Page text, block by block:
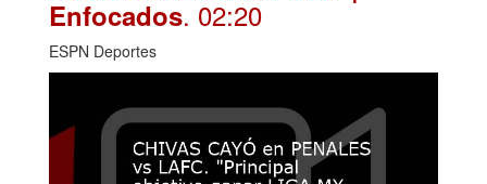
Enfocados. 02:20
ESPN Deportes